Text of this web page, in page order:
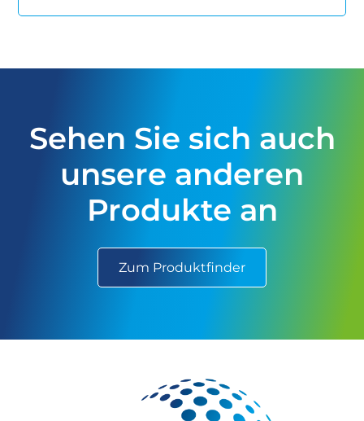
Sehen Sie sich auch
unsere anderen
Produkte an
Zum Produktfinder